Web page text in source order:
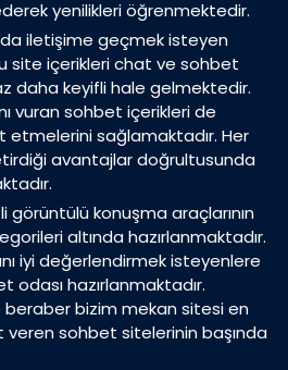
yenilikleri öğrenmektedir.
iletişime geçmek isteyen
site içerikleri chat ve sohbet
daha keyifli hale gelmektedir.
vuran sohbet içerikleri de
etmelerini sağlamaktadır. Her
avantajlar doğrultusunda
görüntülü konuşma araçlarının
altında hazırlanmaktadır.
iyi değerlendirmek isteyenlere
hazırlanmaktadır.
beraber bizim mekan sitesi en
veren sohbet sitelerinin başında